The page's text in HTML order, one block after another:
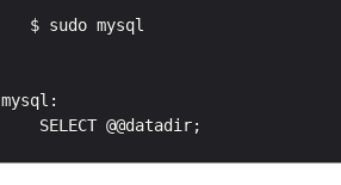
   $ sudo mysql
mysql: